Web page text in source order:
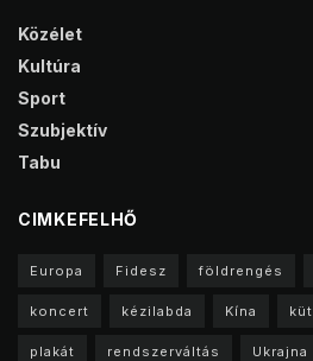
Közélet
Kultúra
Sport
Szubjektív
Tabu
CIMKEFELHŐ
Europa Fidesz földrengés
koncert kézilabda Kína
plakát rendszerváltás Ukrajna